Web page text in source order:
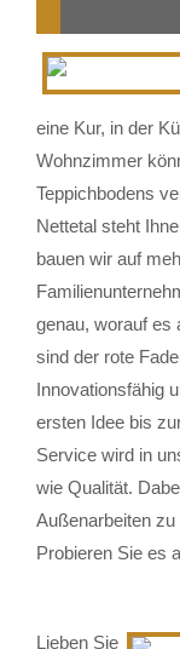
eine Kur, in der
Wohnzimmer
Teppichbodens
Nettetal steht
bauen wir auf
genau, worauf es
sind der rote
Innovationsfähig
ersten Idee bis
Service wird in
wie Qualität.
Außenarbeiten
Probieren Sie es
Lieben Sie